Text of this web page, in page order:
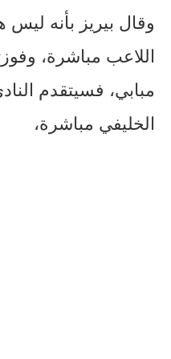
وقال بيريز بأنه
اللاعب مباشرة،
مبابي، فسيتقدم
الخليفي مباشرة،